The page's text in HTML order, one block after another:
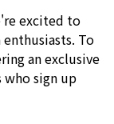
excited to
To
an exclusive
who sign up